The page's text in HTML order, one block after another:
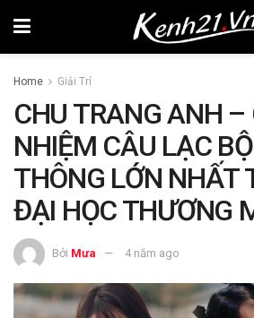
Home Giải Trí
CHU TRANG ANH –
NHIỆM CÂU LẠC
THÔNG LỚN NHẤT
ĐẠI HỌC THƯƠNG
Bởi Mưa 4 năm ago